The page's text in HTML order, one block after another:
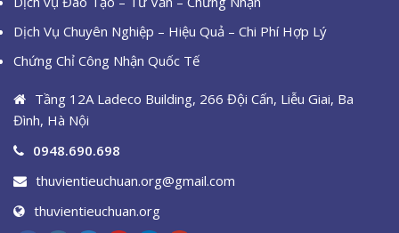
Dịch Vụ Chuyên Nghiệp – Hiệu Quả – Chi Phí Hợp Lý
Chứng Chỉ Công Nhận Quốc Tế
Tầng 12A Ladeco Building, 266 Đội Cấn, Liễu Giai, Ba
Đình, Hà Nội
0948.690.698
thuvientieuchuan.org@gmail.com
thuvientieuchuan.org